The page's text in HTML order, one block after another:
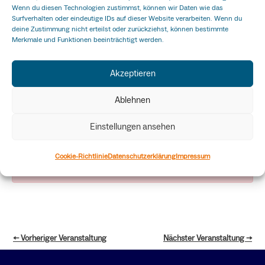
Wenn du diesen Technologien zustimmst, können wir Daten wie das
Surfverhalten oder eindeutige IDs auf dieser Website verarbeiten. Wenn du
deine Zustimmung nicht erteilst oder zurückziehst, können bestimmte
Merkmale und Funktionen beeinträchtigt werden.
Akzeptieren
Ablehnen
Einstellungen ansehen
Cookie-RichtlinieDatenschutzerklärungImpressum
Erfolgsgeschichte
n: Dein Weg zum
erfolgreichen
Health-Startup!
←Vorheriger Veranstaltung Nächster Veranstaltung→